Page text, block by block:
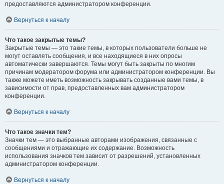
предоставляются администратором конференции.
Вернуться к началу
Что такое закрытые темы?
Закрытые темы — это такие темы, в которых пользователи больше не
могут оставлять сообщения, и все находящиеся в них опросы
автоматически завершаются. Темы могут быть закрыты по многим
причинам модератором форума или администратором конференции. Вы
также можете иметь возможность закрывать созданные вами темы, в
зависимости от прав, предоставленных вам администратором
конференции.
Вернуться к началу
Что такое значки тем?
Значки тем — это выбранные авторами изображения, связанные с
сообщениями и отражающие их содержание. Возможность
использования значков тем зависит от разрешений, установленных
администратором конференции.
Вернуться к началу